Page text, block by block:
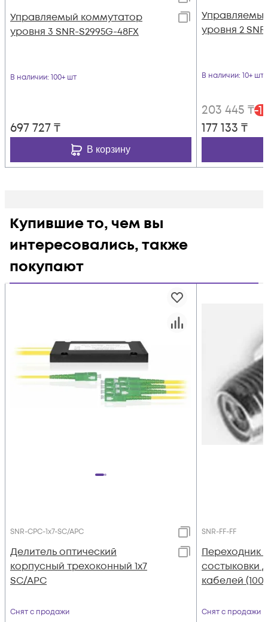
Управляемый коммутатор
уровня 3 SNR-S2995G-48FX
В наличии: 100+ шт
697 727₸
В корзину
уровня 2
В наличии: 10+ шт
203 445 ₸-
177 133 ₸
Купившие то, чем вы
интересовались, также
покупают
SNR-CPC-1x7-SC/APC
Делитель оптический
корпусный трехоконный 1х7
SC/APC
Снят с продажи
SNR-FF-FF
Переходник
состыковки
кабелей
Снят с продажи